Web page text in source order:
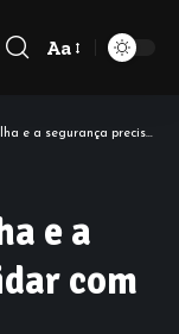
Font
Aa
precisa lidar com o inesperado
e a
com